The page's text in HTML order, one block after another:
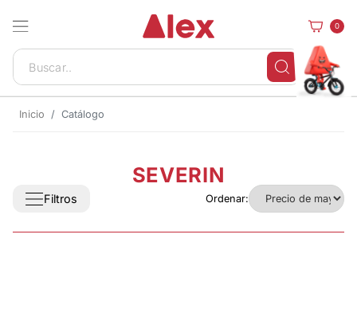
0
Inicio Catálogo
SEVERIN
Filtros Ordenar: